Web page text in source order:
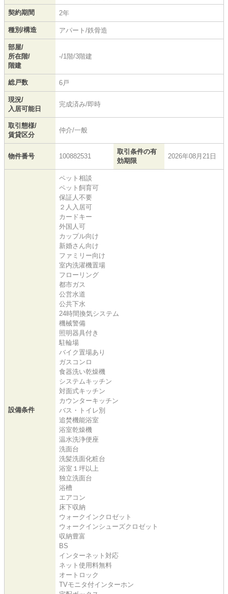
契約期間 2年
種別/構造 アパート/鉄骨造
部屋/
所在階/
階建
-/1階/3階建
総戸数 6戸
現況/
入居可能日
完成済み/即時
取引態様/
賃貸区分
仲介/一般
物件番号 100882531
取引条件の有
効期限
2026年08月21日
設備条件
ペット相談
ペット飼育可
保証人不要
２人入居可
カードキー
外国人可
カップル向け
新婚さん向け
ファミリー向け
室内洗濯機置場
フローリング
都市ガス
公営水道
公共下水
24時間換気システム
機械警備
照明器具付き
駐輪場
バイク置場あり
ガスコンロ
食器洗い乾燥機
システムキッチン
対面式キッチン
カウンターキッチン
バス・トイレ別
追焚機能浴室
浴室乾燥機
温水洗浄便座
洗面台
洗髪洗面化粧台
浴室１坪以上
独立洗面台
浴槽
エアコン
床下収納
ウォークインクロゼット
ウォークインシューズクロゼット
収納豊富
BS
インターネット対応
ネット使用料無料
オートロック
TVモニタ付インターホン